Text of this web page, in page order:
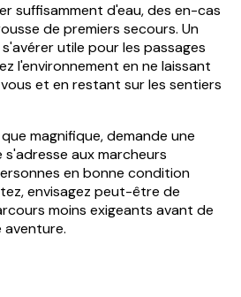
suffisamment d'eau, des en-cas
de premiers secours. Un
utile pour les passages
l'environnement en ne laissant
et en restant sur les sentiers
magnifique, demande une
aux marcheurs
en bonne condition
envisagez peut-être de
moins exigeants avant de